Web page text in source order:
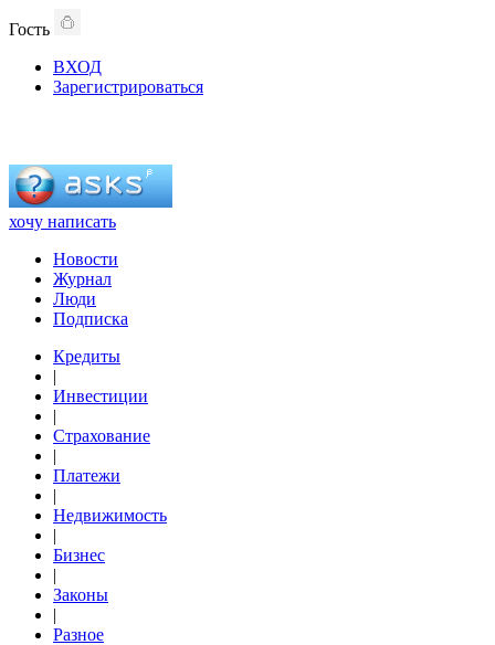
Гость
ВХОД
Зарегистрироваться
хочу написать
Новости
Журнал
Люди
Подписка
Кредиты
|
Инвестиции
|
Страхование
|
Платежи
|
Недвижимость
|
Бизнес
|
Законы
|
Разное